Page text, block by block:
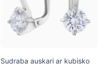
Sudraba auskari ar kubisko